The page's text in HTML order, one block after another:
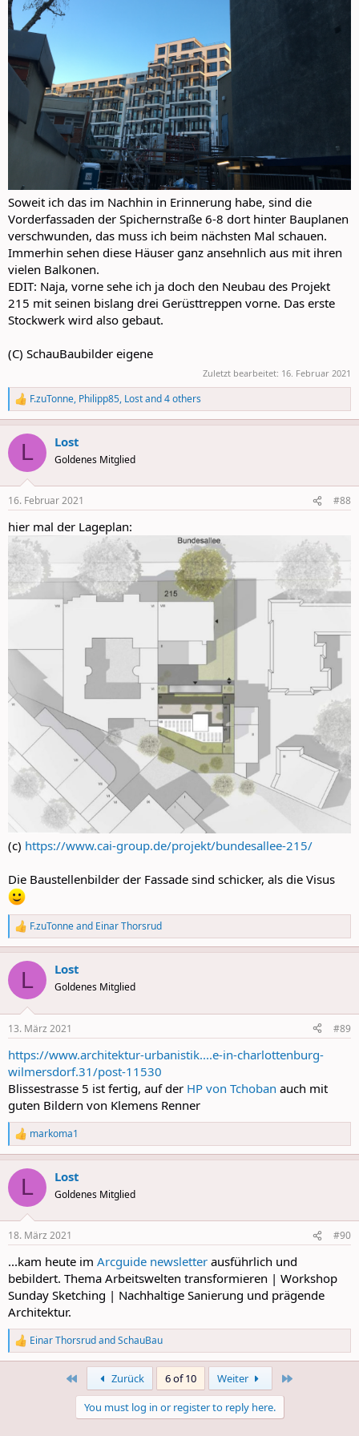
Soweit ich das im Nachhin in Erinnerung habe, sind die
Vorderfassaden der Spichernstraße 6-8 dort hinter Bauplanen
verschwunden, das muss ich beim nächsten Mal schauen.
Immerhin sehen diese Häuser ganz ansehnlich aus mit ihren
vielen Balkonen.
EDIT: Naja, vorne sehe ich ja doch den Neubau des Projekt
215 mit seinen bislang drei Gerüsttreppen vorne. Das erste
Stockwerk wird also gebaut.
(C) SchauBaubilder eigene
Zuletzt bearbeitet: 16. Februar 2021
R
e
a
c
i
s
F.zuTonne, Philipp85, Lostand 4 others
L Lost
Goldenes Mitglied
16. Februar 2021 #88
hier mal der Lageplan:
(c) https://www.cai-group.de/projekt/bundesallee-215/
Die Baustellenbilder der Fassade sind schicker, als die Visus
R
e
a
c
i
s
F.zuTonneand Einar Thorsrud
L Lost
Goldenes Mitglied
13. März 2021 #89
https://www.architektur-urbanistik....e-in-charlottenburg-
wilmersdorf.31/post-11530
Blissestrasse 5 ist fertig, auf der HP von Tchoban auch mit
guten Bildern von Klemens Renner
R
e
a
c
i
s
markoma1
L Lost
Goldenes Mitglied
18. März 2021 #90
...kam heute im Arcguide newsletter ausführlich und
bebildert. Thema Arbeitswelten transformieren | Workshop
Sunday Sketching | Nachhaltige Sanierung und prägende
Architektur.
R
e
Einar ThorsrudandSchauBau
Zurück 6 of 10 Weiter
You must log in or register to reply here.